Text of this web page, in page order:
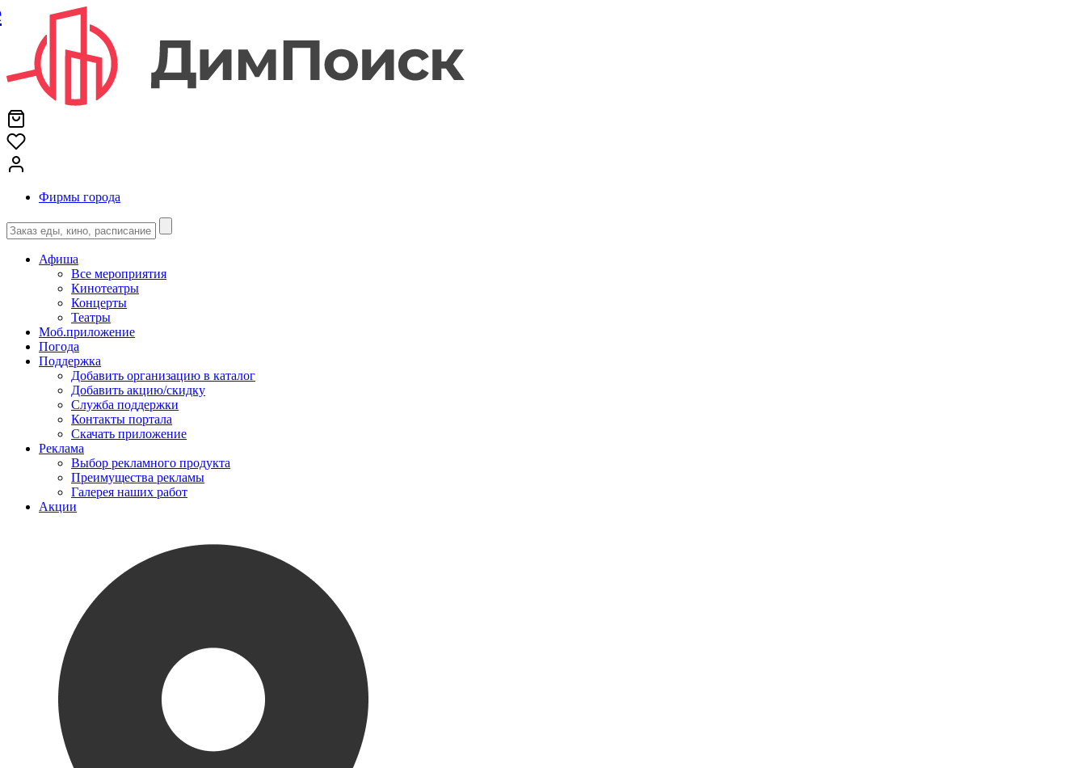
Фирмы города
Афиша
Все мероприятия
Кинотеатры
Концерты
Театры
Моб.приложение
Погода
Поддержка
Добавить организацию в каталог
Добавить акцию/скидку
Служба поддержки
Контакты портала
Скачать приложение
Реклама
Выбор рекламного продукта
Преимущества рекламы
Галерея наших работ
Акции